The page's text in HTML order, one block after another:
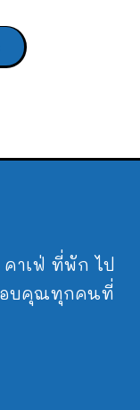
าเฟ่ ที่พัก ไป
อบคุณทุกคนที่